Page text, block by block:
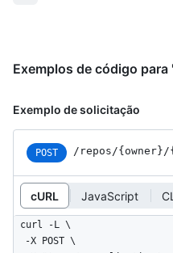
Exemplos de código para
Exemplo de solicitação
POST /repos/{owner}/
cURL JavaScript
curl -L \